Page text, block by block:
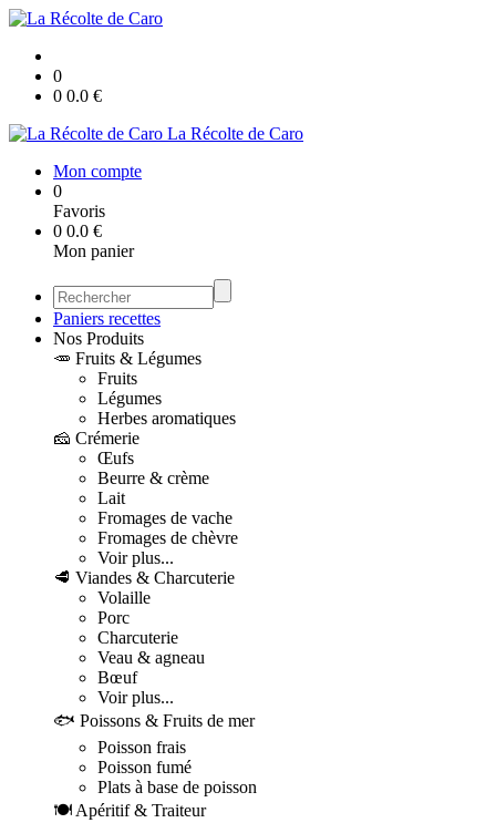
0
0 0.0 €
La Récolte de Caro
Mon compte
0
Favoris
0 0.0 €
Mon panier
Paniers recettes
Nos Produits
🥕 Fruits & Légumes
Fruits
Légumes
Herbes aromatiques
🧀 Crémerie
Œufs
Beurre & crème
Lait
Fromages de vache
Fromages de chèvre
Voir plus...
🥩 Viandes & Charcuterie
Volaille
Porc
Charcuterie
Veau & agneau
Bœuf
Voir plus...
🐟 Poissons & Fruits de mer
Poisson frais
Poisson fumé
Plats à base de poisson
🍽️ Apéritif & Traiteur